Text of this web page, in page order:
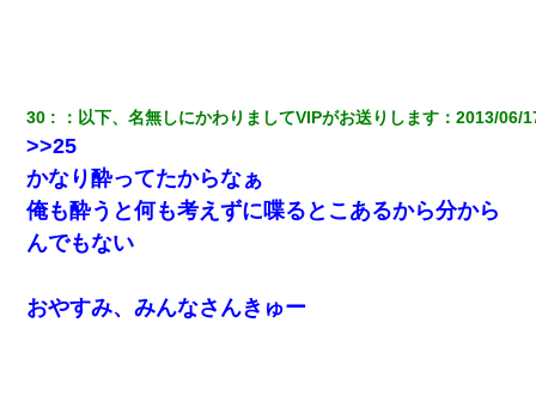
30 ： 以下、名無しにかわりましてVIPがお送りします ：2013/06/
>>25
かなり酔ってたからなぁ
俺も酔うと何も考えずに喋るとこあるから分から
んでもない
おやすみ、みんなさんきゅー